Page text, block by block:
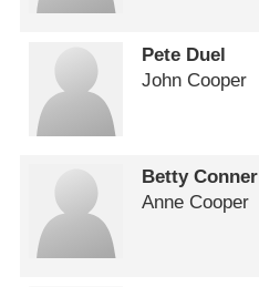
Pete Duel
John Cooper
Betty Conner
Anne Cooper